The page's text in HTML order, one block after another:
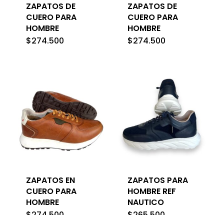
ZAPATOS DE
CUERO PARA
HOMBRE
$274.500
ZAPATOS DE
CUERO PARA
HOMBRE
$274.500
ZAPATOS EN
CUERO PARA
HOMBRE
ZAPATOS PARA
HOMBRE REF
NAUTICO